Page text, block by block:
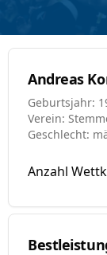
Andreas
Geburtsjahr:
Verein:
Geschlecht:
Anzahl